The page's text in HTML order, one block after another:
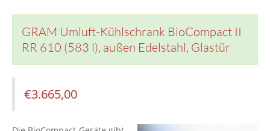
GRAM Umluft-Kühlschrank BioCompact II
RR 610 (583 l), außen Edelstahl, Glastür
€3.665,00